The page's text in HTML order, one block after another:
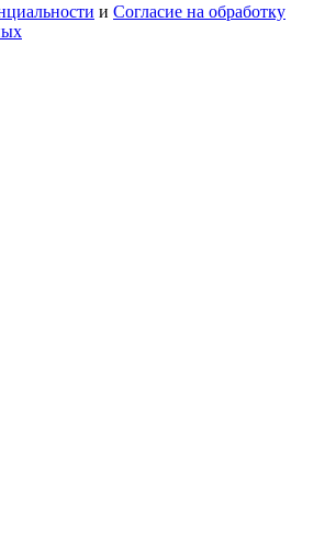
и Согласие на обработку